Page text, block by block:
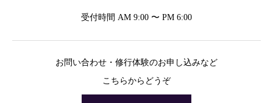
受付時間 AM 9:00 〜 PM 6:00
お問い合わせ・修行体験のお申し込みなど
こちらからどうぞ